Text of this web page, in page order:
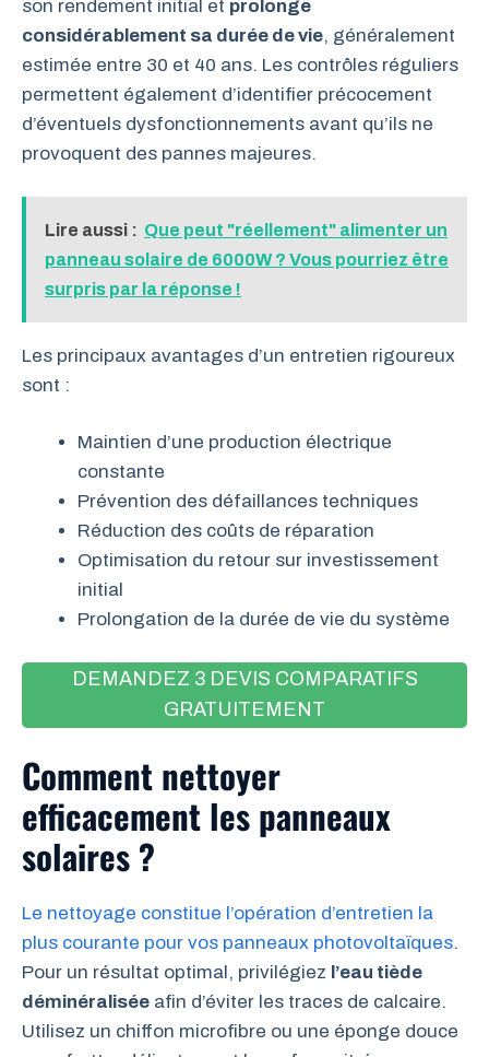
son rendement initial et prolonge
considérablement sa durée de vie, généralement
estimée entre 30 et 40 ans. Les contrôles réguliers
permettent également d’identifier précocement
d’éventuels dysfonctionnements avant qu’ils ne
provoquent des pannes majeures.
Lire aussi : Que peut "réellement" alimenter un
panneau solaire de 6000W ? Vous pourriez être
surpris par la réponse !
Les principaux avantages d’un entretien rigoureux
sont :
Maintien d’une production électrique
constante
Prévention des défaillances techniques
Réduction des coûts de réparation
Optimisation du retour sur investissement
initial
Prolongation de la durée de vie du système
DEMANDEZ 3 DEVIS COMPARATIFS
GRATUITEMENT
Comment nettoyer
efficacement les panneaux
solaires ?
Le nettoyage constitue l’opération d’entretien la
plus courante pour vos panneaux photovoltaïques.
Pour un résultat optimal, privilégiez l’eau tiède
déminéralisée afin d’éviter les traces de calcaire.
Utilisez un chiffon microfibre ou une éponge douce